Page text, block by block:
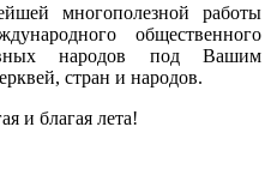
многополезной работы
общественного
народов под Вашим
стран и народов.
и благая лета!